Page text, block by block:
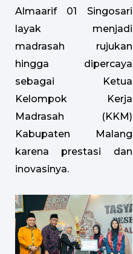
Almaarif 01 Singosari
layak menjadi
madrasah rujukan
hingga dipercaya
sebagai Ketua
Kelompok Kerja
Madrasah (KKM)
Kabupaten Malang
karena prestasi dan
inovasinya.